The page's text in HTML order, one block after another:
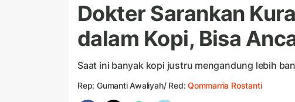
Dokter Sarankan
dalam Kopi, Bisa
Saat ini banyak kopi justru mengandung lebih
Rep: Gumanti Awaliyah/ Red:Qommarria Rostanti